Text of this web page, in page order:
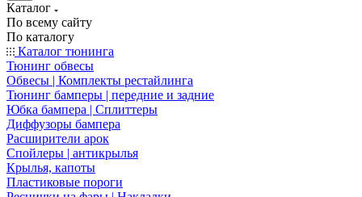
Каталог
По всему сайту
По каталогу
Каталог тюнинга
Тюнинг обвесы
Обвесы | Комплекты рестайлинга
Тюнинг бамперы | передние и задние
Юбка бампера | Сплиттеры
Диффузоры бампера
Расширители арок
Спойлеры | антикрылья
Крылья, капоты
Пластиковые пороги